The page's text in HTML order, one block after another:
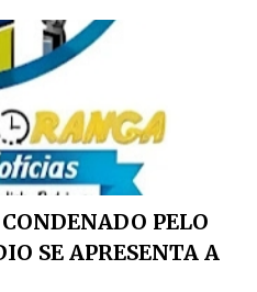
PELO
SE APRESENTA A